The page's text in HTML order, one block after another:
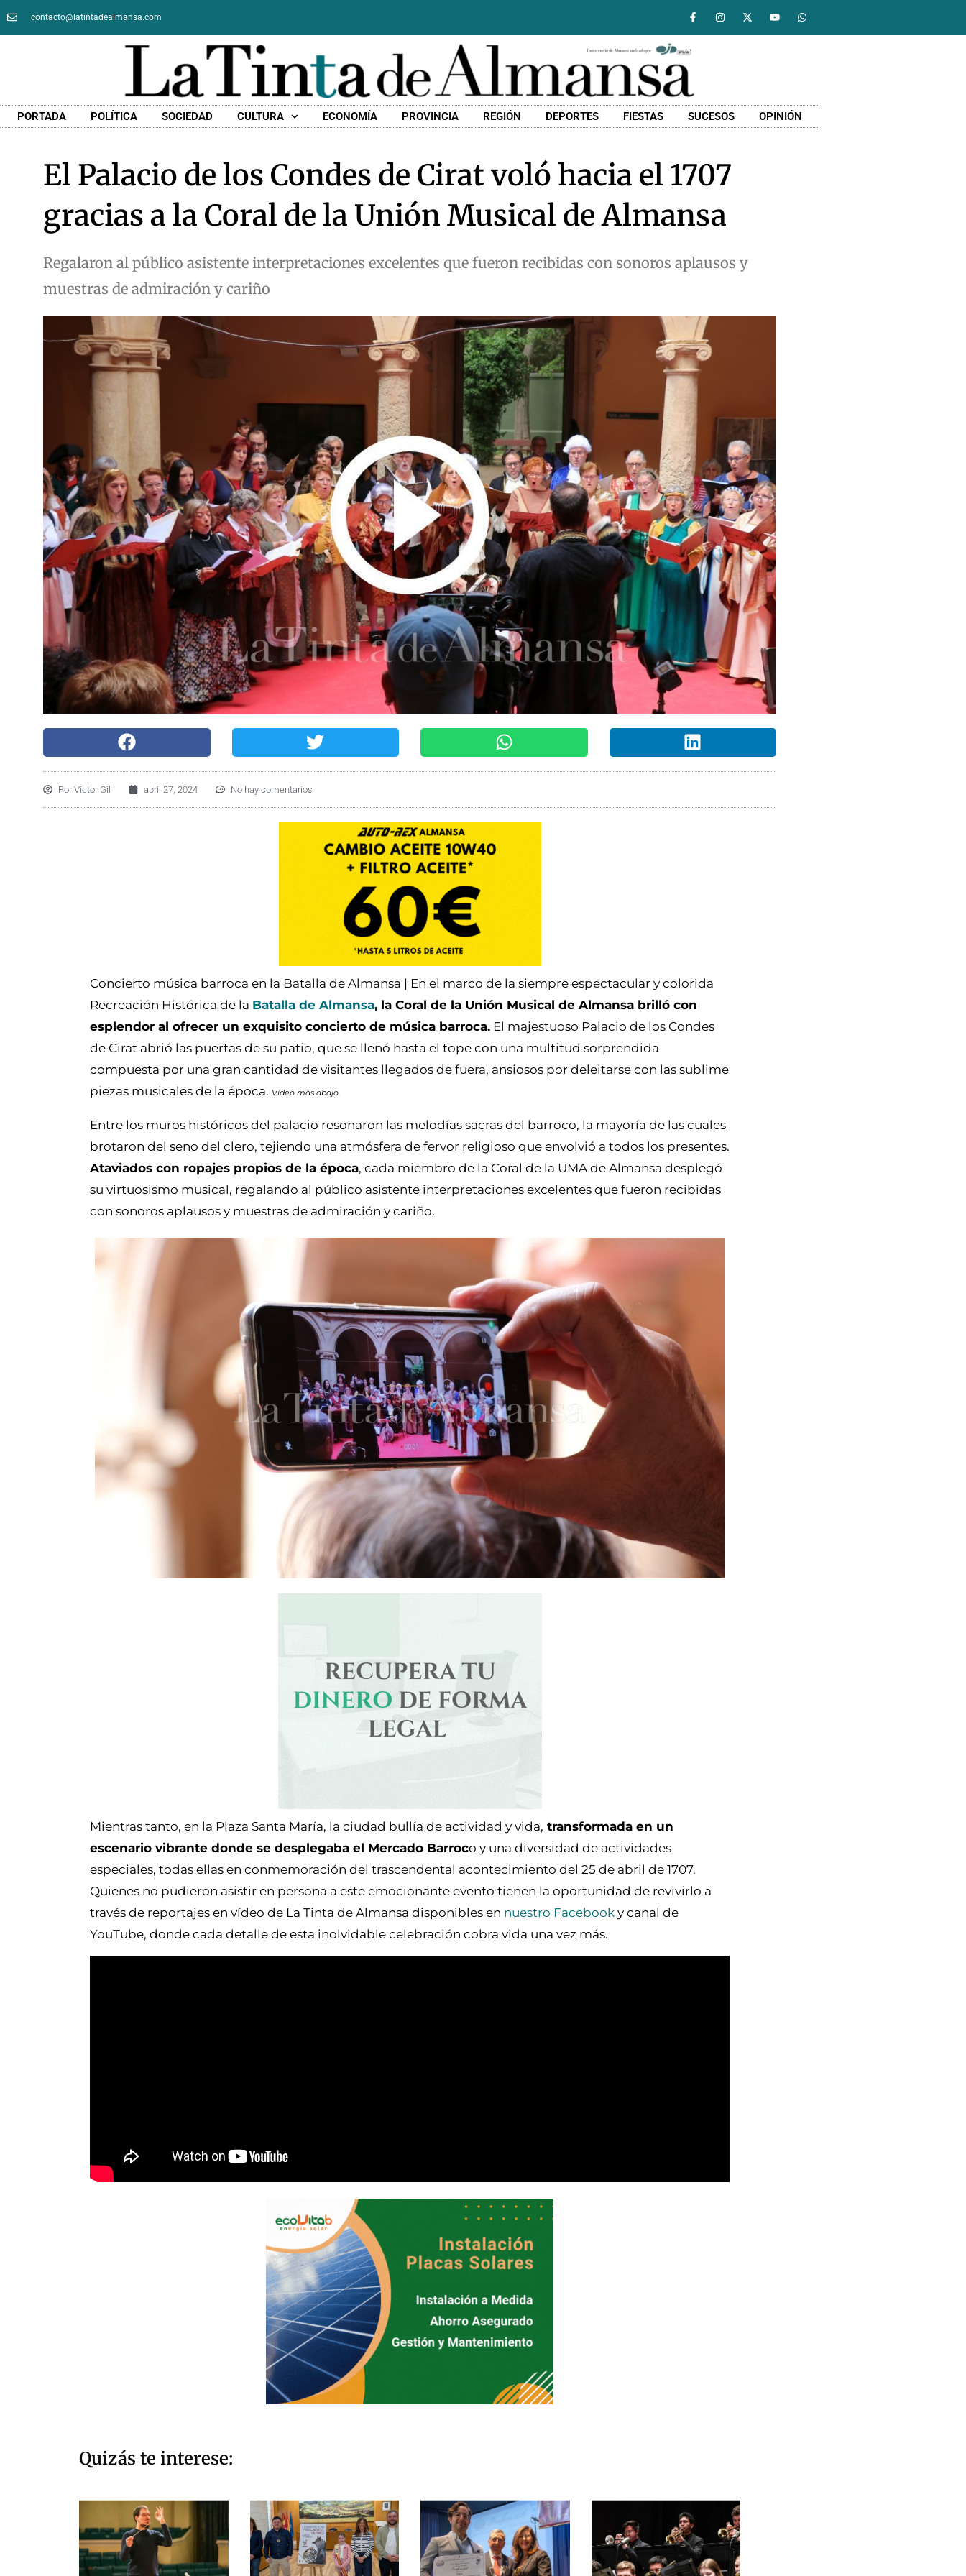
contacto@latintadealmansa.com
PORTADA POLÍTICA SOCIEDAD CULTURA ECONOMÍA PROVINCIA REGIÓN DEPORTES FIESTAS SUCESOS OPINIÓN
El Palacio de los Condes de Cirat voló hacia el 1707
gracias a la Coral de la Unión Musical de Almansa
Regalaron al público asistente interpretaciones excelentes que fueron recibidas con sonoros aplausos y
muestras de admiración y cariño
Por Victor Gil abril 27, 2024 No hay comentarios
Concierto música barroca en la Batalla de Almansa | En el marco de la siempre espectacular y colorida
Recreación Histórica de la Batalla de Almansa, la Coral de la Unión Musical de Almansa brilló con
esplendor al ofrecer un exquisito concierto de música barroca. El majestuoso Palacio de los Condes
de Cirat abrió las puertas de su patio, que se llenó hasta el tope con una multitud sorprendida
compuesta por una gran cantidad de visitantes llegados de fuera, ansiosos por deleitarse con las sublime
piezas musicales de la época. Vídeo más abajo.
Entre los muros históricos del palacio resonaron las melodías sacras del barroco, la mayoría de las cuales
brotaron del seno del clero, tejiendo una atmósfera de fervor religioso que envolvió a todos los presentes.
Ataviados con ropajes propios de la época, cada miembro de la Coral de la UMA de Almansa desplegó
su virtuosismo musical, regalando al público asistente interpretaciones excelentes que fueron recibidas
con sonoros aplausos y muestras de admiración y cariño.
Mientras tanto, en la Plaza Santa María, la ciudad bullía de actividad y vida, transformada en un
escenario vibrante donde se desplegaba el Mercado Barroco y una diversidad de actividades
especiales, todas ellas en conmemoración del trascendental acontecimiento del 25 de abril de 1707.
Quienes no pudieron asistir en persona a este emocionante evento tienen la oportunidad de revivirlo a
través de reportajes en vídeo de La Tinta de Almansa disponibles en nuestro Facebook y canal de
YouTube, donde cada detalle de esta inolvidable celebración cobra vida una vez más.
Quizás te interese: